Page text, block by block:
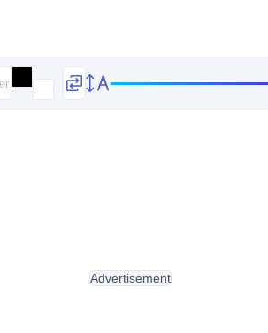
Advertisement